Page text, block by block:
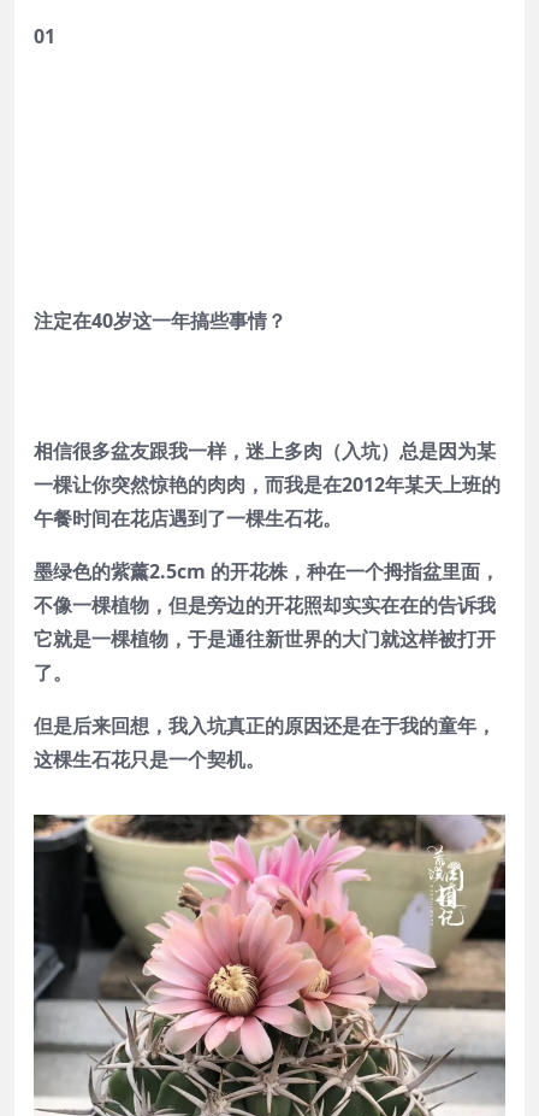
01
注定在40岁这一年搞些事情？
相信很多盆友跟我一样，迷上多肉（入坑）总是因为某
一棵让你突然惊艳的肉肉，而我是在2012年某天上班的
午餐时间在花店遇到了一棵生石花。
墨绿色的紫薰2.5cm 的开花株，种在一个拇指盆里面，
不像一棵植物，但是旁边的开花照却实实在在的告诉我
它就是一棵植物，于是通往新世界的大门就这样被打开
了。
但是后来回想，我入坑真正的原因还是在于我的童年，
这棵生石花只是一个契机。